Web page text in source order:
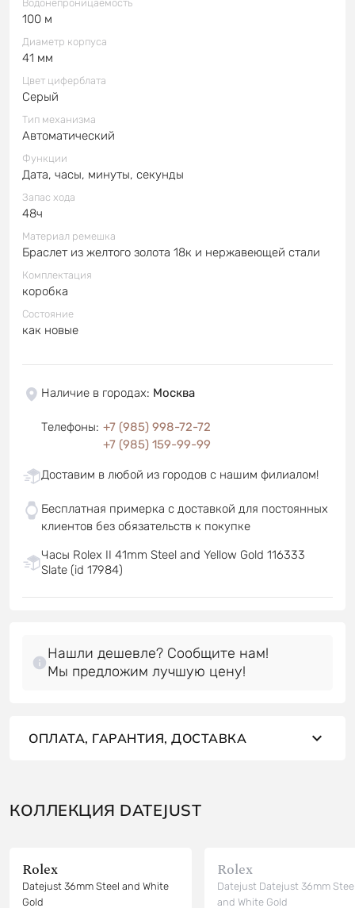
Водонепроницаемость
100 м
Диаметр корпуса
41 мм
Цвет циферблата
Серый
Тип механизма
Автоматический
Функции
Дата, часы, минуты, секунды
Запас хода
48ч
Материал ремешка
Браслет из желтого золота 18к и нержавеющей стали
Комплектация
коробка
Состояние
как новые
Наличие в городах: Москва
Телефоны: +7 (985) 998-72-72
+7 (985) 159-99-99
Доставим в любой из городов с нашим филиалом!
Бесплатная примерка с доставкой для постоянных
клиентов без обязательств к покупке
Часы Rolex II 41mm Steel and Yellow Gold 116333
Slate (id 17984)
Нашли дешевле? Сообщите нам!
Мы предложим лучшую цену!
ОПЛАТА, ГАРАНТИЯ, ДОСТАВКА
КОЛЛЕКЦИЯ DATEJUST
Rolex
Datejust 36mm Steel and White
Gold
Rolex
Datejust Datejust 36mm
and White Gold